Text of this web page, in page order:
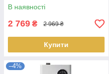
В наявності
2 769 ₴ 2 969 ₴
Купити
–4%